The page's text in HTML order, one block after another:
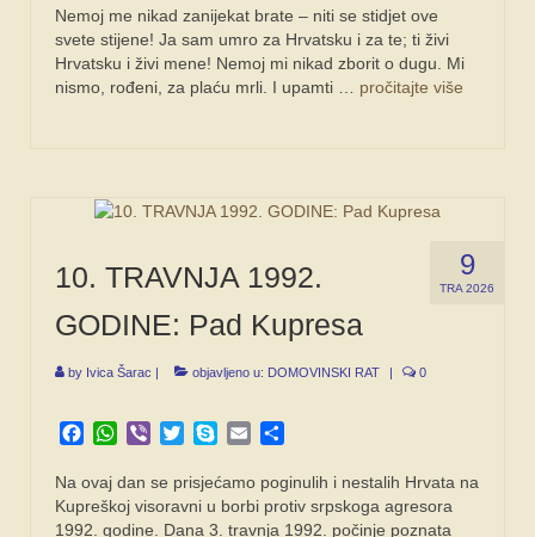
Nemoj me nikad zanijekat brate – niti se stidjet ove
svete stijene! Ja sam umro za Hrvatsku i za te; ti živi
Hrvatsku i živi mene! Nemoj mi nikad zborit o dugu. Mi
nismo, rođeni, za plaću mrli. I upamti … pročitajte više
9
TRA 2026
10. TRAVNJA 1992.
GODINE: Pad Kupresa
by Ivica Šarac objavljeno u: DOMOVINSKI RAT 0
Facebook
WhatsApp
Viber TwitterSkypeEmail
Na ovaj dan se prisjećamo poginulih i nestalih Hrvata na
Kupreškoj visoravni u borbi protiv srpskoga agresora
1992. godine. Dana 3. travnja 1992. počinje poznata